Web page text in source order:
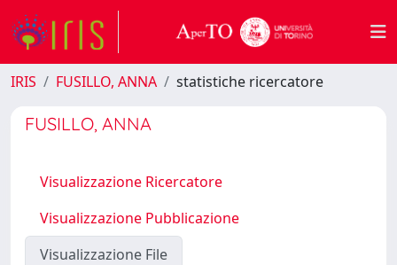
IRIS FUSILLO, ANNA statistiche ricercatore
FUSILLO, ANNA
Visualizzazione Ricercatore
Visualizzazione Pubblicazione
Visualizzazione File